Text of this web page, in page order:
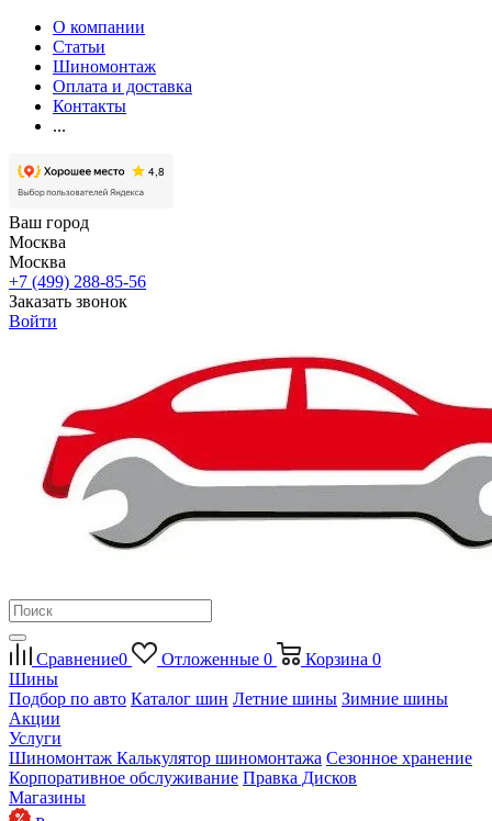
О компании
Статьи
Шиномонтаж
Оплата и доставка
Контакты
...
Ваш город
Москва
Москва
+7 (499) 288-85-56
Заказать звонок
Войти
Сравнение0 Отложенные 0 Корзина 0
Шины
Подбор по авто Каталог шин Летние шины Зимние шины
Акции
Услуги
Шиномонтаж Калькулятор шиномонтажа Сезонное хранение
Корпоративное обслуживание Правка Дисков
Магазины